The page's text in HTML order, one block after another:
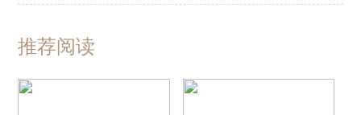
推荐阅读